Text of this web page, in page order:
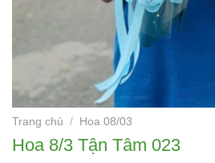
Trang chủ / Hoa 08/03
Hoa 8/3 Tận Tâm 023